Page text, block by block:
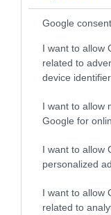
Google
I want to allow
related to
device
I want to allow
Google for
I want to allow
personalized
I want to allow
related to